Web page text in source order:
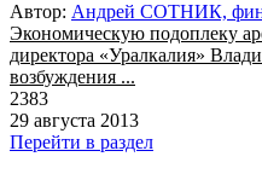
Автор: Андрей СОТНИК,
Экономическую подоплеку
директора «Уралкалия»
возбуждения ...
2383
29 августа 2013
Перейти в раздел